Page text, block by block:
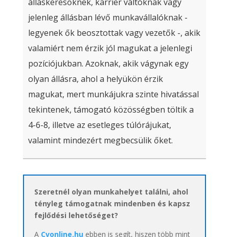
jelenleg állásban lévő munkavállalóknak -
legyenek ők beosztottak vagy vezetők -, akik
valamiért nem érzik jól magukat a jelenlegi
pozíciójukban. Azoknak, akik vágynak egy
olyan állásra, ahol a helyükön érzik
magukat, mert munkájukra szinte hivatással
tekintenek, támogató közösségben töltik a
4-6-8, illetve az esetleges túlórájukat,
valamint mindezért megbecsülik őket.
Szeretnél olyan munkahelyet találni, ahol
tényleg támogatnak mindenben és kapsz
fejlődési lehetőséget?
A Cvonline.huebben is segít, hiszen több mint